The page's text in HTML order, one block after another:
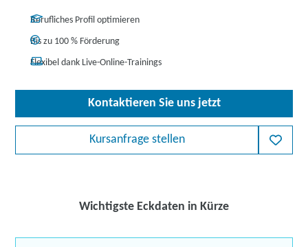
Berufliches Profil optimieren
Bis zu 100 % Förderung
Flexibel dank Live-Online-Trainings
Kontaktieren Sie uns jetzt
Kursanfrage stellen
Wichtigste Eckdaten in Kürze